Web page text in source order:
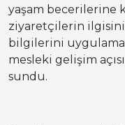
yaşam becerilerine
ziyaretçilerin
bilgilerini
mesleki gelişim
sundu.